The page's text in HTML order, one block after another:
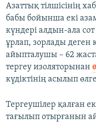
Азаттық тілшісінің
бабы бойынша екі
күндері алдын-ала
ұрлап, зорлады деген
айыпталушы – 62
тергеу изоляторынан
күдіктінің асылып
Тергеушілер қалған
тағылып отырғанын